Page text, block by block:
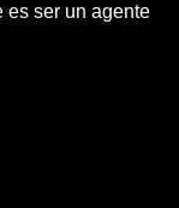
es ser un agente